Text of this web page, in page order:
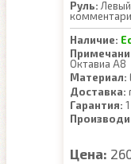
Руль:
Наличие:
Октавиа А8
Материал:
Доставка:
Гарантия:
Цена: